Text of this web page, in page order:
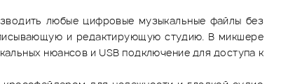
любые цифровые музыкальные файлы без
и редактирующую студию. В микшере
нюансов и USB подключение для доступа к